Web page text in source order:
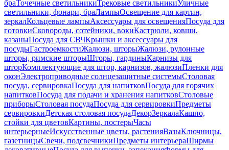
браТочечные светильникиТрековые светильникиУличные
светильники, фонари, браЛампыОсвещение для картин,
зеркалКольцевые лампыАксессуары для освещенияПосуда для
готовкиСковороды, сотейники, вокиКастрюли, ковши,
казаныПосуда для СВЧКрышки и аксессуары для
посудыГастроемкостиЖалюзи, шторыЖалюзи, рулонные
шторы, римские шторыШторы, гардиныКарнизы для
шторКомплектующие для штор, карнизов, жалюзиПленки для
оконЭлектроприводные солнцезащитные системыСтоловая
посуда, сервировкаПосуда для напитковПосуда для горячих
напитковПосуда для подачи и хранения напитковСтоловые
приборыСтоловая посудаПосуда для сервировкиПредметы
сервировкиДетская столовая посудаДекорЗеркалаКашпо,
стойки для цветовКартины, постерыЧасы
интерьерныеИскусственные цветы, растенияВазыКлючницы,
газетницыСвечи, подсвечникиПредметы интерьераШирмы